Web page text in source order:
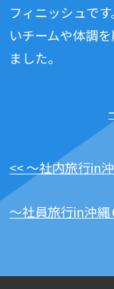
フィニッシュで
いチームや体調
ました。
<< ～社内旅行in
～社員旅行in沖